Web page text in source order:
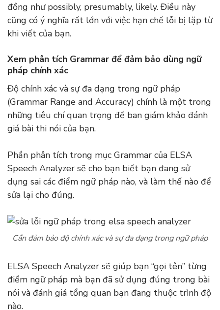
đồng như possibly, presumably, likely. Điều này
cũng có ý nghĩa rất lớn với việc hạn chế lỗi bị lặp từ
khi viết của bạn.
Xem phân tích Grammar để đảm bảo dùng ngữ
pháp chính xác
Độ chính xác và sự đa dạng trong ngữ pháp
(Grammar Range and Accuracy) chính là một trong
những tiêu chí quan trọng để ban giám khảo đánh
giá bài thi nói của bạn.
Phần phân tích trong mục Grammar của ELSA
Speech Analyzer sẽ cho bạn biết bạn đang sử
dụng sai các điểm ngữ pháp nào, và làm thế nào để
sửa lại cho đúng.
Cần đảm bảo độ chính xác và sự đa dạng trong ngữ pháp
ELSA Speech Analyzer sẽ giúp bạn “gọi tên” từng
điểm ngữ pháp mà bạn đã sử dụng đúng trong bài
nói và đánh giá tổng quan bạn đang thuộc trình độ
nào.